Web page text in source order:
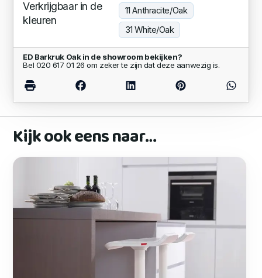
Verkrijgbaar in de
kleuren
11 Anthracite/Oak
31 White/Oak
ED Barkruk Oak in de showroom bekijken?
Bel 020 617 01 26 om zeker te zijn dat deze aanwezig is.
Kijk ook eens naar…